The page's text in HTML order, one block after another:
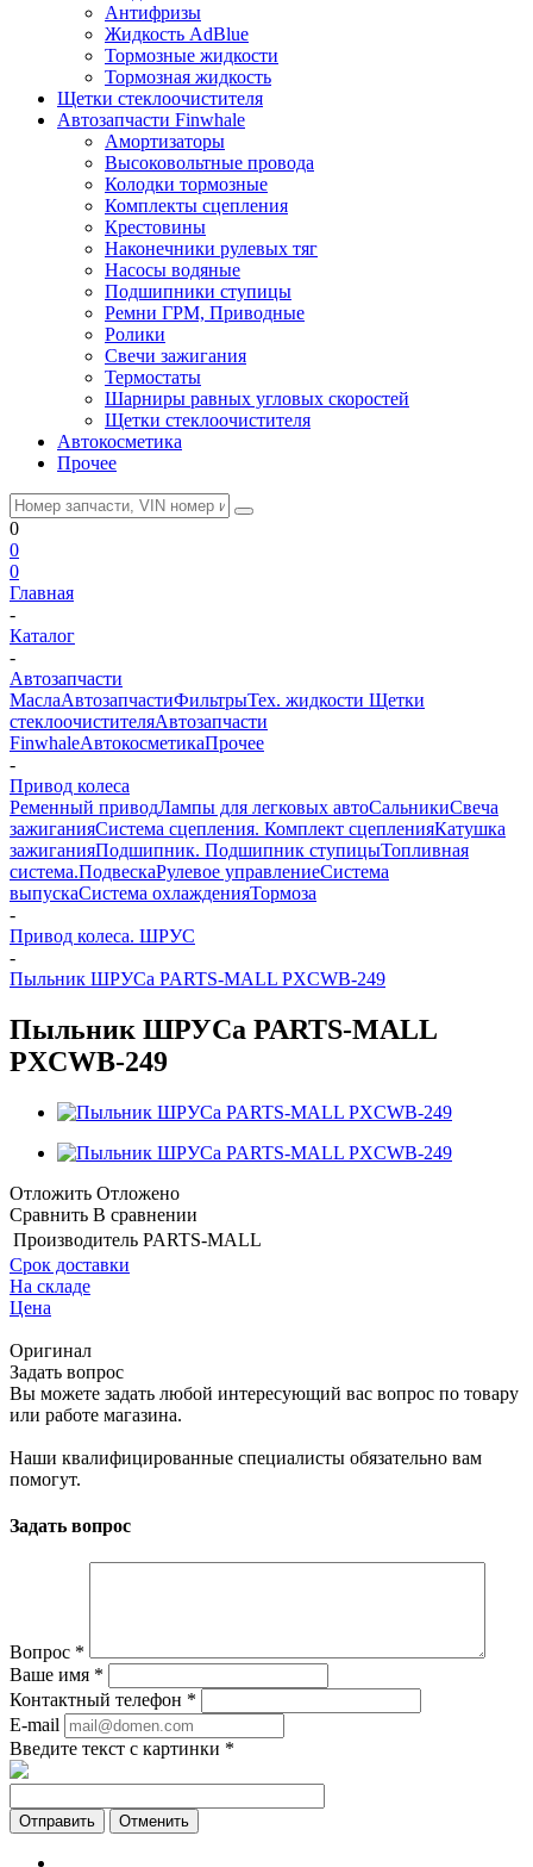
Антифризы
Жидкость AdBlue
Тормозные жидкости
Тормозная жидкость
Щетки стеклоочистителя
Автозапчасти Finwhale
Амортизаторы
Высоковольтные провода
Колодки тормозные
Комплекты сцепления
Крестовины
Наконечники рулевых тяг
Насосы водяные
Подшипники ступицы
Ремни ГРМ, Приводные
Ролики
Свечи зажигания
Термостаты
Шарниры равных угловых скоростей
Щетки стеклоочистителя
Автокосметика
Прочее
0
0
0
Главная
-
Каталог
-
Автозапчасти
МаслаАвтозапчастиФильтрыТех. жидкости Щетки
стеклоочистителяАвтозапчасти
FinwhaleАвтокосметикаПрочее
-
Привод колеса
Ременный приводЛампы для легковых автоСальникиСвеча
зажиганияСистема сцепления. Комплект сцепленияКатушка
зажиганияПодшипник. Подшипник ступицыТопливная
система.ПодвескаРулевое управлениеСистема
выпускаСистема охлажденияТормоза
-
Привод колеса. ШРУС
-
Пыльник ШРУСа PARTS-MALL PXCWB-249
Пыльник ШРУСа PARTS-MALL
PXCWB-249
Отложить Отложено
Сравнить В сравнении
Производитель PARTS-MALL
Срок доставки
На складе
Цена
Оригинал
Задать вопрос
Вы можете задать любой интересующий вас вопрос по товару
или работе магазина.
Наши квалифицированные специалисты обязательно вам
помогут.
Задать вопрос
Вопрос *
Ваше имя *
Контактный телефон *
E-mail
Введите текст с картинки *
Отменить